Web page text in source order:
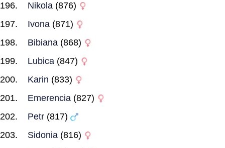
Nikola (876)
Ivona (871)
Bibiana (868)
Lubica (847)
Karin (833)
Emerencia (827)
Petr (817)
Sidonia (816)